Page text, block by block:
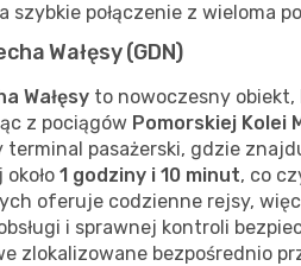
szybkie połączenie z wieloma
Wałęsy (GDN)
Wałęsy to nowoczesny obiekt,
z pociągów Pomorskiej Kolei
pasażerski, gdzie
1 godziny i 10 minut, co
oferuje codzienne rejsy,
i sprawnej kontroli
zlokalizowane bezpośrednio